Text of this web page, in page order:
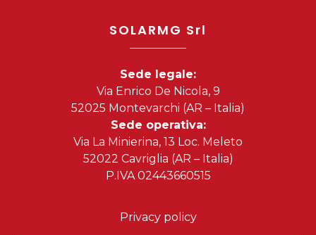
SOLARMG Srl
Sede legale:
Via Enrico De Nicola, 9
52025 Montevarchi (AR – Italia)
Sede operativa:
Via La Minierina, 13 Loc. Meleto
52022 Cavriglia (AR – Italia)
P.IVA 02443660515
Privacy policy